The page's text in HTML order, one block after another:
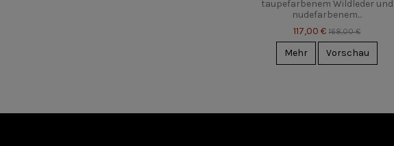
taupefarbenem Wildleder und
nudefarbenem...
117,00 € 168,00 €
Mehr Vorschau